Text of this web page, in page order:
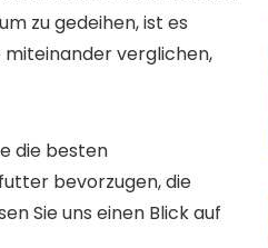
zu gedeihen, ist es
miteinander verglichen,
die besten
bevorzugen, die
Sie uns einen Blick auf